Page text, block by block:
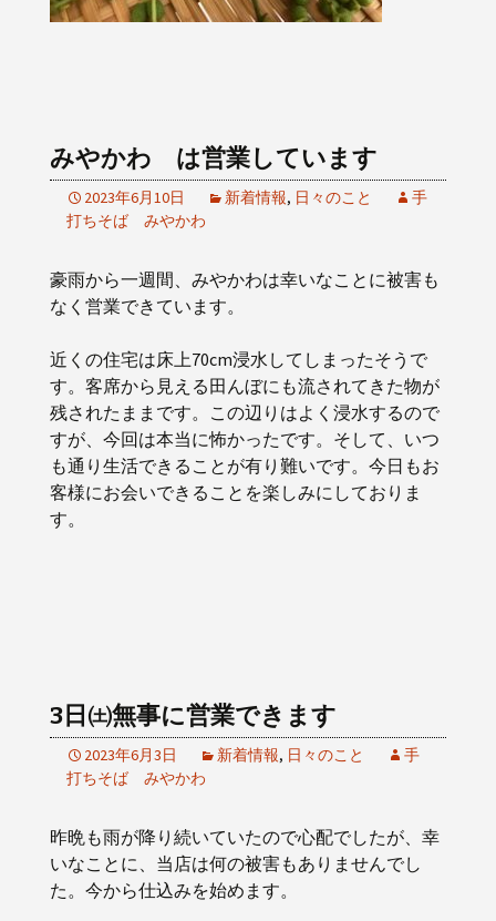
みやかわ は営業しています
2023年6月10日 新着情報, 日々のこと
手
打ちそば みやかわ
豪雨から一週間、みやかわは幸いなことに被害も
なく営業できています。
近くの住宅は床上70cm浸水してしまったそうで
す。客席から見える田んぼにも流されてきた物が
残されたままです。この辺りはよく浸水するので
すが、今回は本当に怖かったです。そして、いつ
も通り生活できることが有り難いです。今日もお
客様にお会いできることを楽しみにしておりま
す。
3日㈯無事に営業できます
2023年6月3日 新着情報, 日々のこと
手
打ちそば みやかわ
昨晩も雨が降り続いていたので心配でしたが、幸
いなことに、当店は何の被害もありませんでし
た。今から仕込みを始めます。